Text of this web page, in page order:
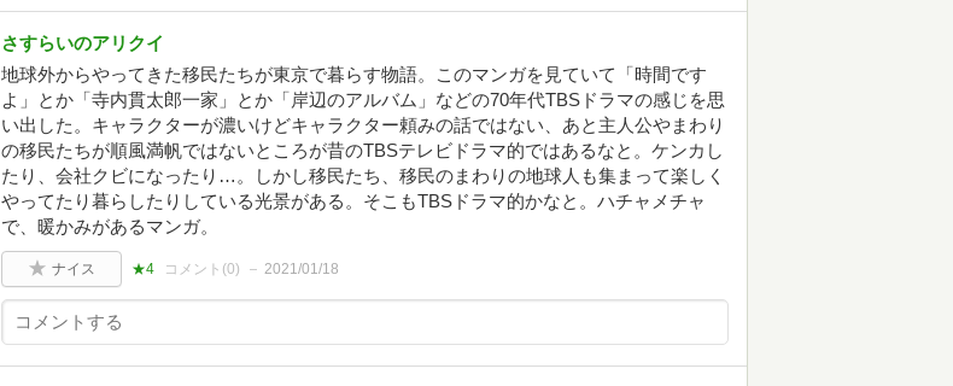
さすらいのアリクイ
地球外からやってきた移民たちが東京で暮らす物語。このマンガを見ていて「時間です
よ」とか「寺内貫太郎一家」とか「岸辺のアルバム」などの70年代TBSドラマの感じを思
い出した。キャラクターが濃いけどキャラクター頼みの話ではない、あと主人公やまわり
の移民たちが順風満帆ではないところが昔のTBSテレビドラマ的ではあるなと。ケンカし
たり、会社クビになったり…。しかし移民たち、移民のまわりの地球人も集まって楽しく
やってたり暮らしたりしている光景がある。そこもTBSドラマ的かなと。ハチャメチャ
で、暖かみがあるマンガ。
ナイス ★4 コメント(0) 2021/01/18